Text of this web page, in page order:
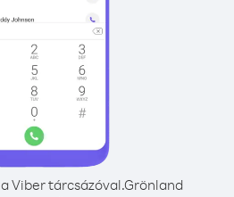
Viber tárcsázóval.Grönland